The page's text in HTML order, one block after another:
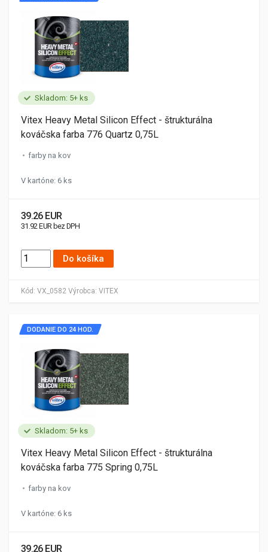
Skladom: 5+ ks
Kód: VX_0582 Výrobca: VITEX
Vitex Heavy Metal Silicon Effect - štrukturálna
kováčska farba 776 Quartz 0,75L
farby na kov
V kartóne: 6 ks
39.26 EUR
31.92 EUR bez DPH
Do košíka
Skladom: 5+ ks
DODANIE DO 24 HOD.
Vitex Heavy Metal Silicon Effect - štrukturálna
kováčska farba 775 Spring 0,75L
farby na kov
V kartóne: 6 ks
39.26 EUR